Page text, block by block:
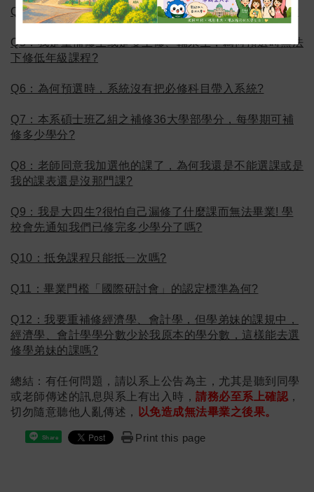
Q4：為何我期末預選下學期課程時，系統無法讓我選課?
Q5：我是重補修生或是雙主修、輔系生，為何預選時無法
下修低年級課程?
Q6：為何預選時，系統沒有把必修科目帶入系統?
Q7：本系碩士班乙組之補修36大學部學分，每學期可補
修多少學分?
Q8：老師同意我加選他的課了，為何我還是不能選課或是
我的課表還是沒那門課?
Q9：我是大四生?很怕自己漏修了什麼課而無法畢業! 學
校會先通知我們已修完多少學分了嗎?
Q10：抵免課程只能抵ㄧ次嗎?
Q11：畢業門檻「國際研討會」的認定標準為何?
Q12：我要重補修經濟學、會計學，但學弟妹的課規中，
經濟學、會計學學分數少於我原本的學分數，這樣能去選
修學弟妹的課嗎?
總結：有任何問題，請以系上公告為主，尤其是聽到同學
或老師傳述的訊息與系上有出入時， 請務必至系上確認 ，
切勿隨意聽他人亂傳述，
以免造成無法畢業之後果。
Share Print this page